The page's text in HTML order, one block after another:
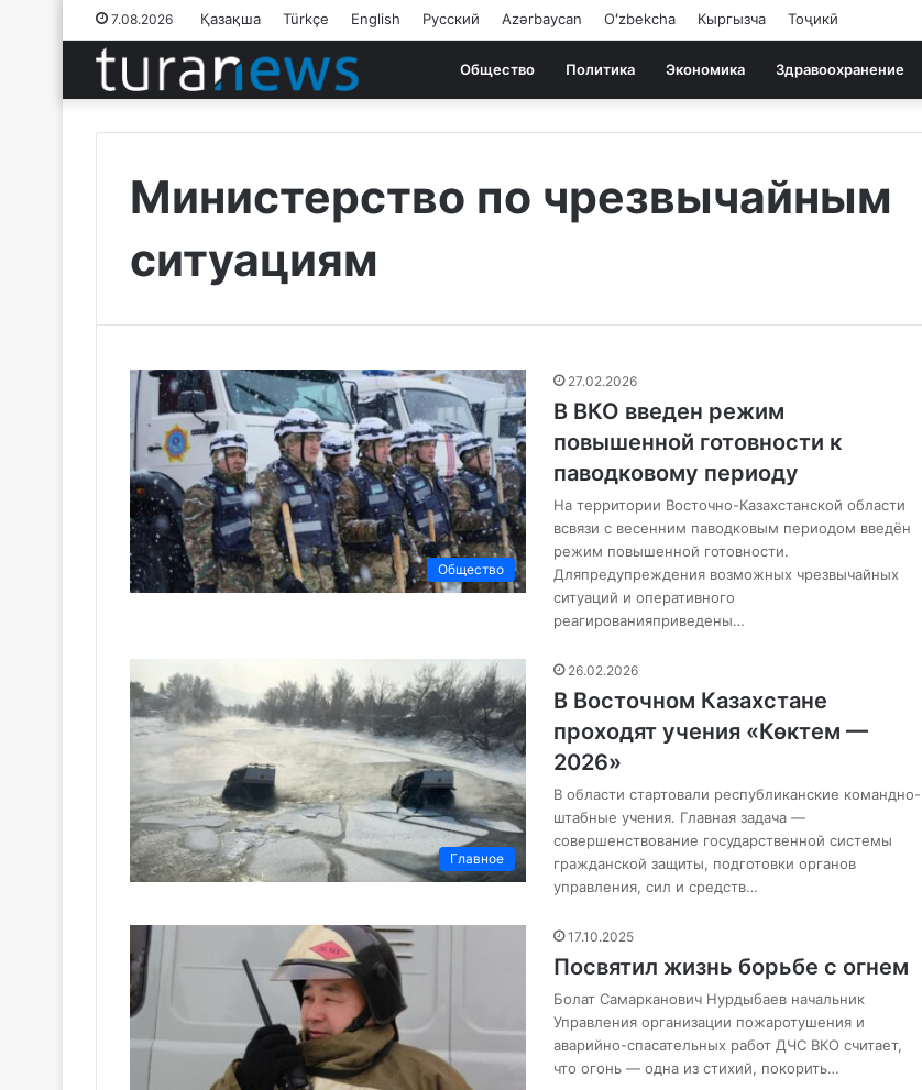
7.08.2026 Қазақша Türkçe English Русский Azərbaycan Oʻzbekcha Кыргызча Тоҷикӣ
Общество Политика Экономика Здравоохранение
Министерство по чрезвычайным
ситуациям
Общество
27.02.2026
В ВКО введен режим
повышенной готовности к
паводковому периоду
На территории Восточно-Казахстанской области
всвязи с весенним паводковым периодом введён
режим повышенной готовности.
Дляпредупреждения возможных чрезвычайных
ситуаций и оперативного
реагированияприведены…
Главное
26.02.2026
В Восточном Казахстане
проходят учения «Көктем —
2026»
В области стартовали республиканские командно-
штабные учения. Главная задача —
совершенствование государственной системы
гражданской защиты, подготовки органов
управления, сил и средств…
17.10.2025
Посвятил жизнь борьбе с огнем
Болат Самарканович Нурдыбаев начальник
Управления организации пожаротушения и
аварийно-спасательных работ ДЧС ВКО считает,
что огонь — одна из стихий, покорить…